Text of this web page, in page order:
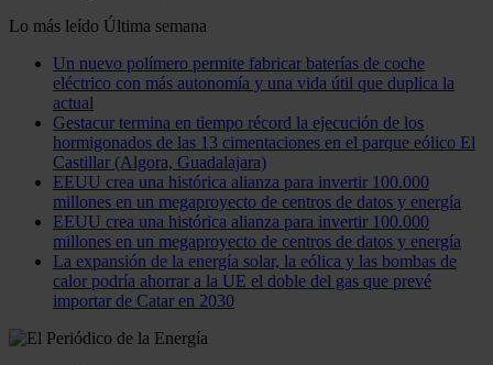
Lo más leído Última semana
Un nuevo polímero permite fabricar baterías de coche
eléctrico con más autonomía y una vida útil que duplica la
actual
Gestacur termina en tiempo récord la ejecución de los
hormigonados de las 13 cimentaciones en el parque eólico El
Castillar (Algora, Guadalajara)
EEUU crea una histórica alianza para invertir 100.000
millones en un megaproyecto de centros de datos y energía
EEUU crea una histórica alianza para invertir 100.000
millones en un megaproyecto de centros de datos y energía
La expansión de la energía solar, la eólica y las bombas de
calor podría ahorrar a la UE el doble del gas que prevé
importar de Catar en 2030